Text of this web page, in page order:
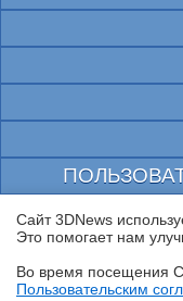
© 1997—2026 Электронное
выдано Федеральной Службой
массовых
Сайт 3DNews
Это помогает нам
Во время посещения
Пользовательским